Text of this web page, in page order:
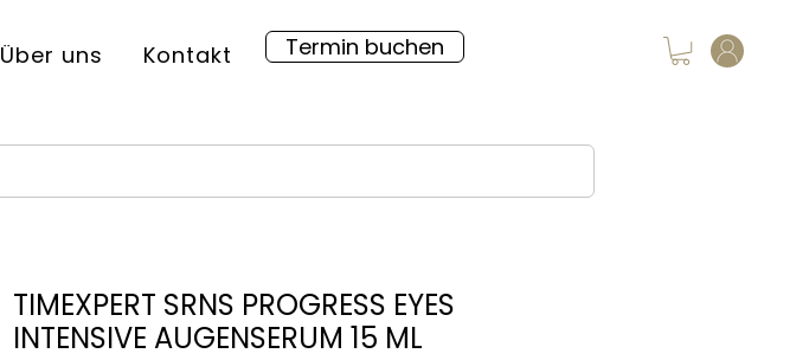
Über uns Kontakt Termin buchen
TIMEXPERT SRNS PROGRESS EYES
INTENSIVE AUGENSERUM 15 ML